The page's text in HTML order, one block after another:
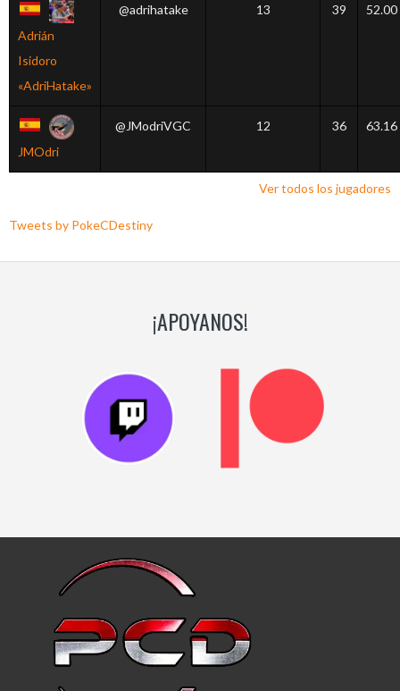
Adrián
Isidoro
«AdriHatake»
@adrihatake 13 39 52.00
JMOdri
@JModriVGC 12 36 63.16
Ver todos los jugadores
Tweets by PokeCDestiny
¡APOYANOS!